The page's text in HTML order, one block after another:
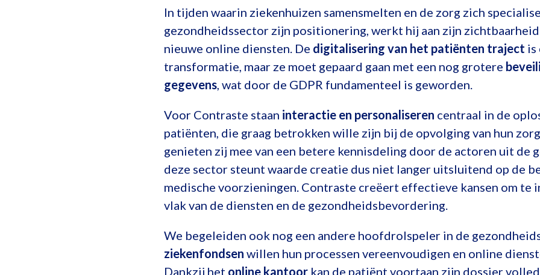
In tijden waarin ziekenhuizen samensmelten en de zorg zich
gezondheidssector zijn positionering, werkt hij aan zijn
nieuwe online diensten. De digitalisering van het patiënten traject is
transformatie, maar ze moet gepaard gaan met een nog grotere
gegevens, wat door de GDPR fundamenteel is geworden.
Voor Contraste staan interactie en personaliseren centraal in de
patiënten, die graag betrokken wille zijn bij de opvolging van hun
genieten zij mee van een betere kennisdeling door de actoren uit de
deze sector steunt waarde creatie dus niet langer uitsluitend op de
medische voorzieningen. Contraste creëert effectieve kansen om te
vlak van de diensten en de gezondheidsbevordering.
We begeleiden ook nog een andere hoofdrolspeler in de
ziekenfondsen willen hun processen vereenvoudigen en online
Dankzij het online kantoor kan de patiënt voortaan zijn dossier